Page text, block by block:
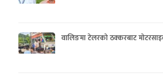
वालिङमा टेलरको ठक्करबाट